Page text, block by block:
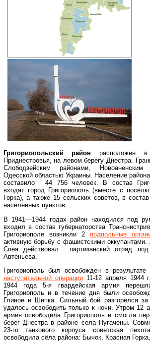
Григориопольский районрасположен в
Приднестровья, на левом берегу Днестра.
Слободзейским районами, Новоаненским
Одесской областью Украины. Население
составило 44 756 человек. В состав
входят город Григориополь (вместе с
Горка), а также 15 сельских советов, в
населённых пунктов.
В 1941—1944 годах район находился под
входил в состав губернаторства
Григориополе возникли 2 подпольные
активную борьбу с фашистскими оккупантами.
Спея действовал партизанский отряд
Автеньева.
Григориополь был освобожден в
наступательной операции11-12 апреля 1944
1944 года 5-я гвардейская армия
Григориополь и в течение дня были
Глиное и Шипка. Сильный бой разгорелся за
удалось освободить только к ночи. Утром 12
армия освободила Григориополь и смогла
берег Днестра в районе села Пугачены.
23-го танкового корпуса советская
освободила сёла района: Бычок, Красная